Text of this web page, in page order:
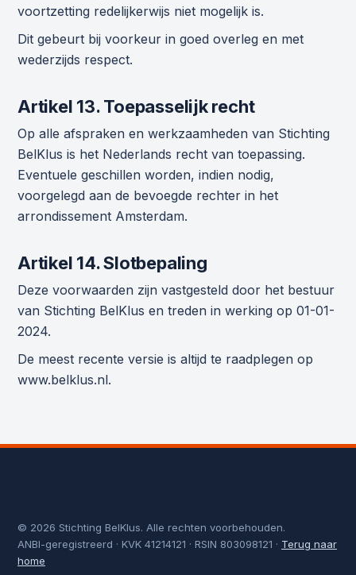
voortzetting redelijkerwijs niet mogelijk is.
Dit gebeurt bij voorkeur in goed overleg en met
wederzijds respect.
Artikel 13. Toepasselijk recht
Op alle afspraken en werkzaamheden van Stichting
BelKlus is het Nederlands recht van toepassing.
Eventuele geschillen worden, indien nodig,
voorgelegd aan de bevoegde rechter in het
arrondissement Amsterdam.
Artikel 14. Slotbepaling
Deze voorwaarden zijn vastgesteld door het bestuur
van Stichting BelKlus en treden in werking op 01-01-
2024.
De meest recente versie is altijd te raadplegen op
www.belklus.nl.
© 2026 Stichting BelKlus. Alle rechten voorbehouden.
ANBI-geregistreerd · KVK 41214121 · RSIN 803098121 · Terug naar
home